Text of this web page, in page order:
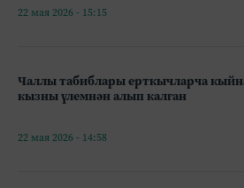
22 мая 2026 - 15:15
Чаллы табиблары ерткычларча
кызны үлемнән алып калган
22 мая 2026 - 14:58